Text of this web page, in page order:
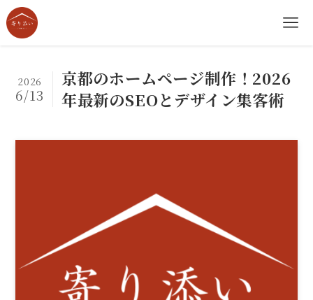
京都のホームページ制作！2026
年最新のSEOとデザイン集客術
2026
6/13